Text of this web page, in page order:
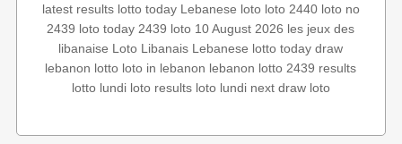
latest results lotto today Lebanese loto loto 2440 loto no
2439 loto today 2439 loto 10 August 2026 les jeux des
libanaise Loto Libanais Lebanese lotto today draw
lebanon lotto loto in lebanon lebanon lotto 2439 results
lotto lundi loto results loto lundi next draw loto